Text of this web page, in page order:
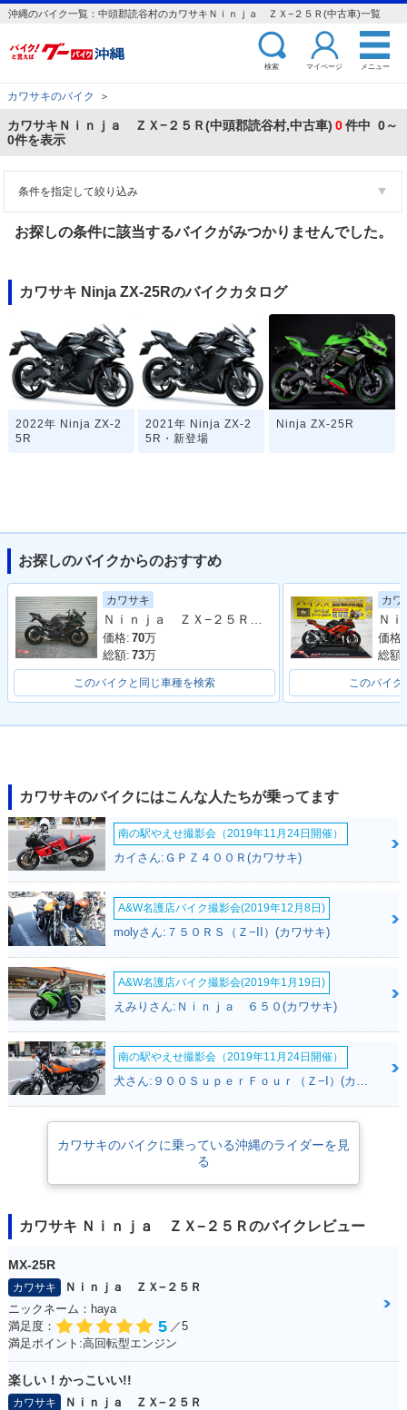
沖縄のバイク一覧：中頭郡読谷村のカワサキＮｉｎｊａ ＺＸ−２５Ｒ(中古車)一覧
検索 マイページ メニュー
カワサキのバイク ＞
カワサキＮｉｎｊａ ＺＸ−２５Ｒ(中頭郡読谷村,中古車) 0件中 0～
0件を表示
条件を指定して絞り込み
お探しの条件に該当するバイクがみつかりませんでした。
カワサキ Ninja ZX-25Rのバイクカタログ
2022年 Ninja ZX-2
5R
2021年 Ninja ZX-2
5R・新登場
Ninja ZX-25R
お探しのバイクからのおすすめ
カワサキ
Ｎｉｎｊａ ＺＸ−２５Ｒ ＳＥ
価格: 70万
総額: 73万
このバイクと同じ車種を検索
カワ
価格:
総額:
このバイク
カワサキのバイクにはこんな人たちが乗ってます
南の駅やえせ撮影会（2019年11月24日開催）
カイさん:ＧＰＺ４００Ｒ(カワサキ)
A&W名護店バイク撮影会(2019年12月8日)
molyさん:７５０ＲＳ（Ｚ−II）(カワサキ)
A&W名護店バイク撮影会(2019年1月19日)
えみりさん:Ｎｉｎｊａ ６５０(カワサキ)
南の駅やえせ撮影会（2019年11月24日開催）
犬さん:９００ＳｕｐｅｒＦｏｕｒ（Ｚ−I）(カワサキ)
カワサキのバイクに乗っている沖縄のライダーを見
る
カワサキ Ｎｉｎｊａ ＺＸ−２５Ｒのバイクレビュー
MX-25R
カワサキ
Ｎｉｎｊａ ＺＸ−２５Ｒ
ニックネーム：haya
満足度：
5 ／5
満足ポイント:高回転型エンジン
楽しい！かっこいい!!
カワサキ
Ｎｉｎｊａ ＺＸ−２５Ｒ